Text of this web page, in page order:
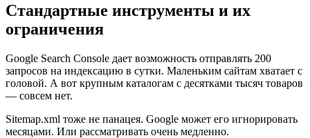
Стандартные инструменты и их
ограничения
Google Search Console дает возможность отправлять 200
запросов на индексацию в сутки. Маленьким сайтам хватает с
головой. А вот крупным каталогам с десятками тысяч товаров
— совсем нет.
Sitemap.xml тоже не панацея. Google может его игнорировать
месяцами. Или рассматривать очень медленно.